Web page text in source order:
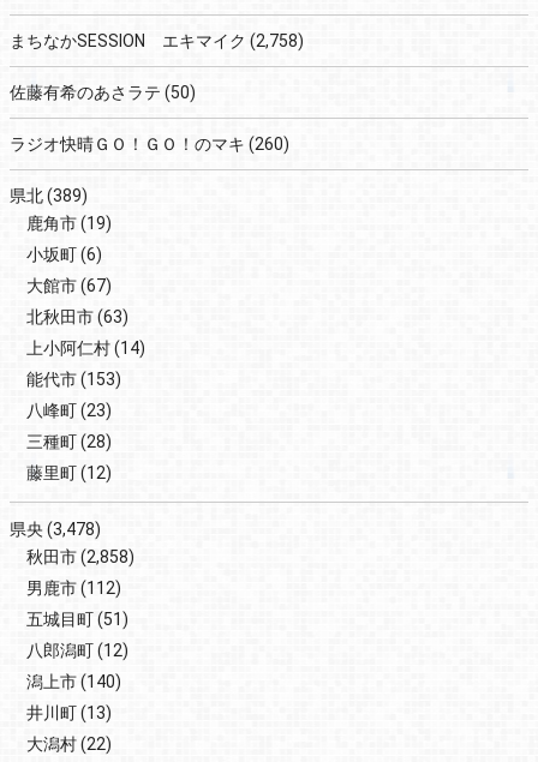
まちなかSESSION エキマイク (2,758)
佐藤有希のあさラテ (50)
ラジオ快晴ＧＯ！ＧＯ！のマキ (260)
県北(389)
鹿角市(19)
小坂町(6)
大館市(67)
北秋田市(63)
上小阿仁村(14)
能代市(153)
八峰町(23)
三種町(28)
藤里町(12)
県央(3,478)
秋田市(2,858)
男鹿市(112)
五城目町(51)
八郎潟町(12)
潟上市(140)
井川町(13)
大潟村(22)